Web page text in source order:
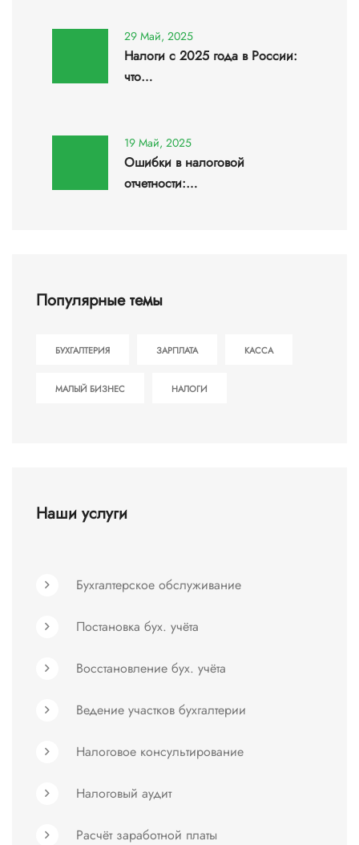
29 Май, 2025
Налоги с 2025 года в России:
что…
19 Май, 2025
Ошибки в налоговой
отчетности:…
Популярные темы
БУХГАЛТЕРИЯ ЗАРПЛАТА КАССА
МАЛЫЙ БИЗНЕС НАЛОГИ
Наши услуги
Бухгалтерское обслуживание
Постановка бух. учёта
Восстановление бух. учёта
Ведение участков бухгалтерии
Налоговое консультирование
Налоговый аудит
Расчёт заработной платы